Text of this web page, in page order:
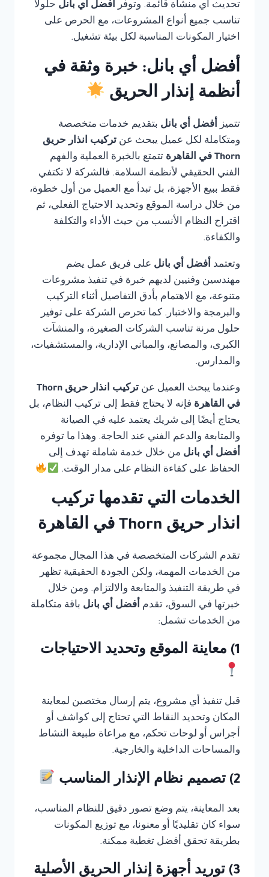
تحديث أي منشأة قائمة. وتوفر أفضل أي بانل حلولًا
تناسب جميع أنواع المشروعات، مع الحرص على
اختيار المكونات المناسبة لكل بيئة تشغيل.
أفضل أي بانل: خبرة وثقة في
أنظمة إنذار الحريق
تتميز أفضل أي بانل بتقديم خدمات متخصصة
ومتكاملة لكل عميل يبحث عن تركيب انذار حريق
Thorn في القاهرة
تتمتع بالخبرة العملية والفهم
الفني الحقيقي لأنظمة السلامة. فالشركة لا تكتفي
فقط ببيع الأجهزة، بل تبدأ مع العميل من أول خطوة،
من خلال دراسة الموقع وتحديد الاحتياج الفعلي، ثم
اقتراح النظام الأنسب من حيث الأداء والتكلفة
والكفاءة.
وتعتمد أفضل أي بانل على فريق عمل يضم
مهندسين وفنيين لديهم خبرة في تنفيذ مشروعات
متنوعة، مع الاهتمام بأدق التفاصيل أثناء التركيب
والبرمجة والاختبار. كما تحرص الشركة على توفير
حلول مرنة تناسب الشركات الصغيرة، والمنشآت
الكبرى، والمصانع، والمباني الإدارية، والمستشفيات،
والمدارس.
وعندما يبحث العميل عن
تركيب انذار حريق Thorn
في القاهرة فإنه لا يحتاج فقط إلى تركيب النظام، بل
يحتاج أيضًا إلى شريك يعتمد عليه في الصيانة
والمتابعة والدعم الفني عند الحاجة. وهذا ما توفره
أفضل أي بانل من خلال خدمة شاملة تهدف إلى
الحفاظ على كفاءة النظام على مدار الوقت.
الخدمات التي تقدمها تركيب
انذار حريق Thorn في القاهرة
تقدم الشركات المتخصصة في هذا المجال مجموعة
من الخدمات المهمة، ولكن الجودة الحقيقية تظهر
في طريقة التنفيذ والمتابعة والالتزام. ومن خلال
خبرتها في السوق، تقدم أفضل أي بانل باقة متكاملة
من الخدمات تشمل:
1) معاينة الموقع وتحديد الاحتياجات
قبل تنفيذ أي مشروع، يتم إرسال مختصين لمعاينة
المكان وتحديد النقاط التي تحتاج إلى كواشف أو
أجراس أو لوحات تحكم، مع مراعاة طبيعة النشاط
والمساحات الداخلية والخارجية.
2) تصميم نظام الإنذار المناسب
بعد المعاينة، يتم وضع تصور دقيق للنظام المناسب،
سواء كان تقليديًا أو معنونا، مع توزيع المكونات
بطريقة تحقق أفضل تغطية ممكنة.
3) توريد أجهزة إنذار الحريق الأصلية